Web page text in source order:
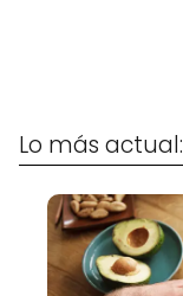
Lo más actual: